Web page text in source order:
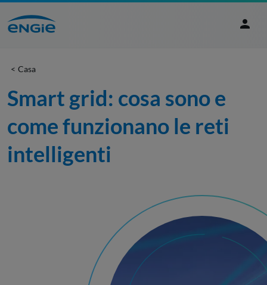
Casa
Smart grid: cosa sono e
come funzionano le reti
intelligenti